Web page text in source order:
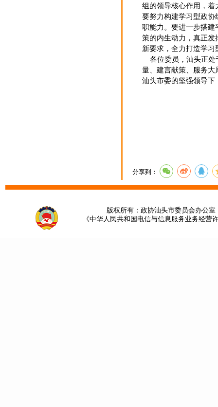
组的领导核心作用，
要努力构建学习型政
职能力。要进一步搭
策的内生动力，真正
新要求，全力打造学
各位委员，汕头正处
量、建言献策、服务
汕头市委的坚强领导
分享到：
版权所有：政协汕头市委员会办公
《中华人民共和国电信与信息服务业务经营